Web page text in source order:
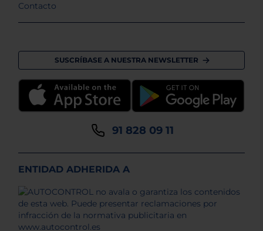
Contacto
SUSCRÍBASE A NUESTRA NEWSLETTER
91 828 09 11
ENTIDAD ADHERIDA A